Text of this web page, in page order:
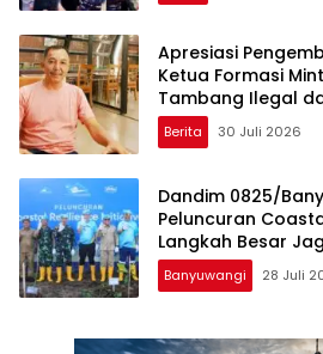
Apresiasi
Ketua Formasi
Tambang Ilegal
Perizinan di Gambor
Berita 30 Juli 2026
Dandim 0825/
Peluncuran
Langkah Besar
Ancaman Abrasi
Banyuwangi 28 Juli